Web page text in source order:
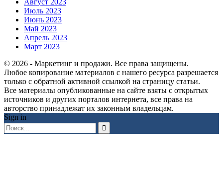
Июль 2023
Июнь 2023
Май 2023
Апрель 2023
Март 2023
© 2026 - Маркетинг и продажи. Все права защищены.
Любое копирование материалов с нашего ресурса разрешается
только с обратной активной ссылкой на страницу статьи.
Все материалы опубликованные на сайте взяты с открытых
источников и других порталов интернета, все права на
авторство принадлежат их законным владельцам.
Sign in